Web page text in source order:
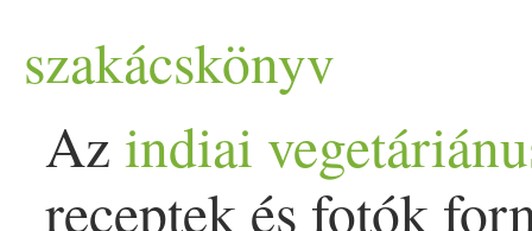
szakácskönyv
Azindiai
receptek és fotók